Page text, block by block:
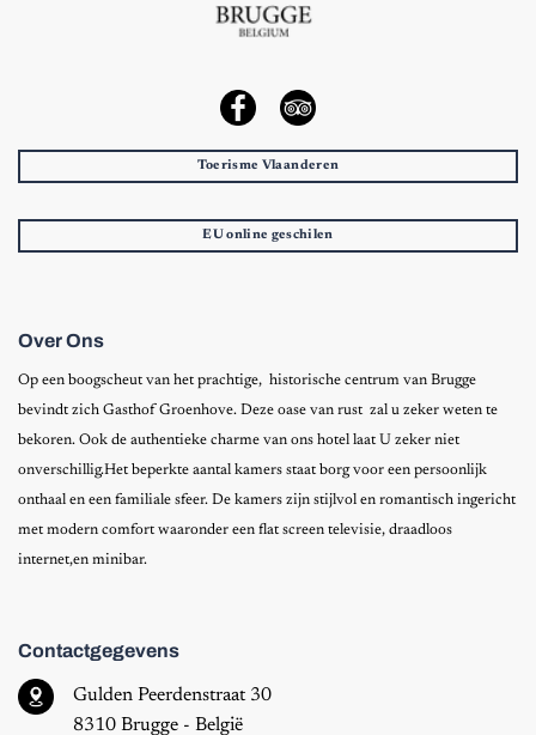
Toerisme Vlaanderen
EU online geschilen
Over Ons
Op een boogscheut van het prachtige, historische centrum van Brugge
bevindt zich Gasthof Groenhove. Deze oase van rust zal u zeker weten te
bekoren. Ook de authentieke charme van ons hotel laat U zeker niet
onverschillig.Het beperkte aantal kamers staat borg voor een persoonlijk
onthaal en een familiale sfeer. De kamers zijn stijlvol en romantisch ingericht
met modern comfort waaronder een flat screen televisie, draadloos
internet,en minibar.
Contactgegevens
Gulden Peerdenstraat 30
8310 Brugge - België